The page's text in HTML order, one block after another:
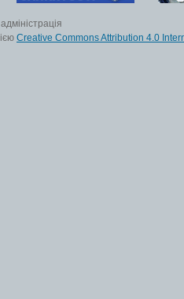
Creative Commons Attribution 4.0